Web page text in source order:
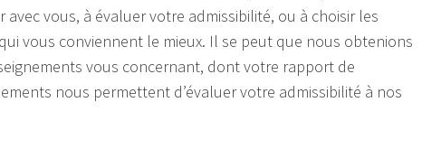
vous, à évaluer votre admissibilité, ou à choisir les
vous conviennent le mieux. Il se peut que nous obtenions
vous concernant, dont votre rapport de
nous permettent d’évaluer votre admissibilité à nos